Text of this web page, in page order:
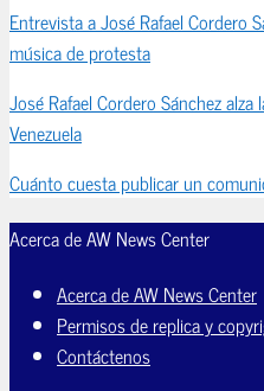
Entrevista a José Rafael Cordero
música de protesta
José Rafael Cordero Sánchez
Venezuela
Cuánto cuesta publicar un
Acerca de AW News Center
Acerca de AW News Center
Permisos de replica y
Contáctenos